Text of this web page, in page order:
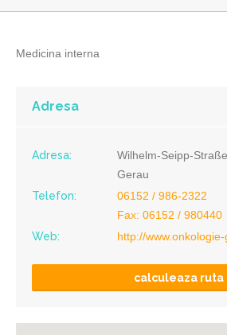
Medicina interna
Adresa
Adresa:
Wilhelm-Seipp-
Gerau
Telefon:
06152 / 986-2322
Fax: 06152 / 980440
Web:
http://
calculeaza ruta